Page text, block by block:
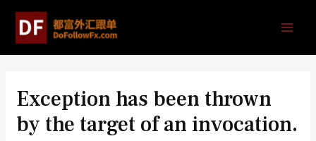
Exception has been thrown
by the target of an invocation.